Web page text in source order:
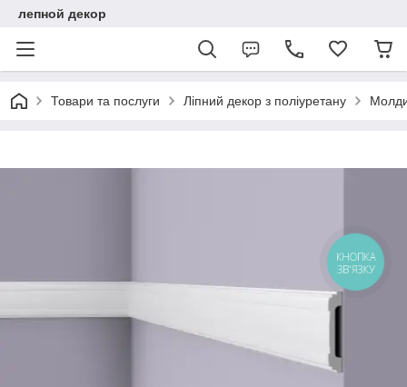
лепной декор
Товари та послуги Ліпний декор з поліуретану
КНОПКА
ЗВ'ЯЗКУ